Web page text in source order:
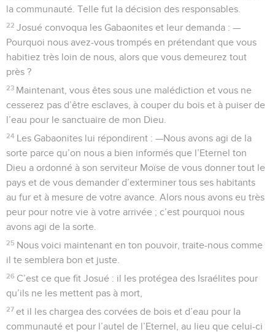
la communauté. Telle fut la décision des responsables.
22 Josué convoqua les Gabaonites et leur demanda : —
Pourquoi nous avez-vous trompés en prétendant que vous
habitiez très loin de nous, alors que vous demeurez tout
près ?
23 Maintenant, vous êtes sous une malédiction et vous ne
cesserez pas d’être esclaves, à couper du bois et à puiser de
l’eau pour le sanctuaire de mon Dieu.
24 Les Gabaonites lui répondirent : —Nous avons agi de la
sorte parce qu’on nous a bien informés que l’Eternel ton
Dieu a ordonné à son serviteur Moïse de vous donner tout le
pays et de vous demander d’exterminer tous ses habitants
au fur et à mesure de votre avance. Alors nous avons eu très
peur pour notre vie à votre arrivée ; c’est pourquoi nous
avons agi de la sorte.
25 Nous voici maintenant en ton pouvoir, traite-nous comme
il te semblera bon et juste.
26 C’est ce que fit Josué : il les protégea des Israélites pour
qu’ils ne les mettent pas à mort,
27 et il les chargea des corvées de bois et d’eau pour la
communauté et pour l’autel de l’Eternel, au lieu que celui-ci